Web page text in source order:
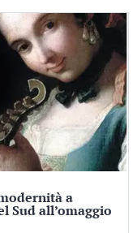
a
Sud all’omaggio